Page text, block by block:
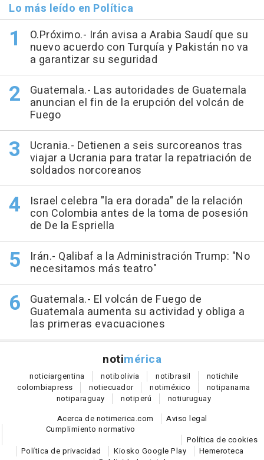
Lo más leído en Política
O.Próximo.- Irán avisa a Arabia Saudí que su
nuevo acuerdo con Turquía y Pakistán no va
a garantizar su seguridad
Guatemala.- Las autoridades de Guatemala
anuncian el fin de la erupción del volcán de
Fuego
Ucrania.- Detienen a seis surcoreanos tras
viajar a Ucrania para tratar la repatriación de
soldados norcoreanos
Israel celebra "la era dorada" de la relación
con Colombia antes de la toma de posesión
de De la Espriella
Irán.- Qalibaf a la Administración Trump: "No
necesitamos más teatro"
Guatemala.- El volcán de Fuego de
Guatemala aumenta su actividad y obliga a
las primeras evacuaciones
notimérica
noticiargentina notibolivia notibrasil notichile
colombiapress notiecuador notiméxico notipanama
notiparaguay notiperú notiuruguay
Acerca de notimerica.com
Aviso legal
Cumplimiento normativo
Política de cookies
Política de privacidad
Kiosko Google Play
Hemeroteca